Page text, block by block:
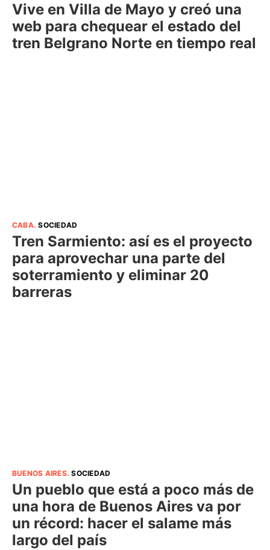
Vive en Villa de Mayo y creó una
web para chequear el estado del
tren Belgrano Norte en tiempo real
CABA.SOCIEDAD
Tren Sarmiento: así es el proyecto
para aprovechar una parte del
soterramiento y eliminar 20
barreras
BUENOS AIRES.SOCIEDAD
Un pueblo que está a poco más de
una hora de Buenos Aires va por
un récord: hacer el salame más
largo del país